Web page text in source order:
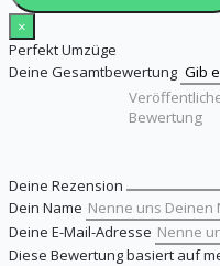
×
Perfekt Umzüge
Deine Gesamtbewertung
Deine Rezension
Dein Name
Deine E-Mail-Adresse
Diese Bewertung basiert auf